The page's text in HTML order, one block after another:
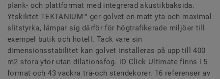
plank- och plattformat med integrerad akustikbaksida.
Ytskiktet TEKTANIUM™ ger golvet en matt yta och maximal
slitstyrka, lämpar sig därför för högtrafikerade miljöer till
exempel butik och hotell. Tack vare sin
dimensionsstabilitet kan golvet installeras på upp till 400
m2 stora ytor utan dilationsfog. iD Click Ultimate finns i 5
format och 43 vackra trä-och stendekorer. 16 referenser av